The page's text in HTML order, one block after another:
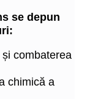
se depun
combaterea
chimică a